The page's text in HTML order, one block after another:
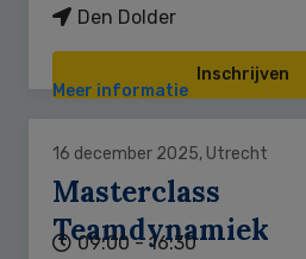
Den Dolder
Inschrijven
Meer informatie
16 december 2025, Utrecht
Masterclass
Teamdynamiek
09:00 - 16:30